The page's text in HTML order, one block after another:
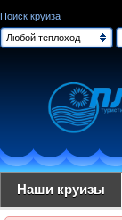
Поиск круиза
Любой теплоход
Наши круизы